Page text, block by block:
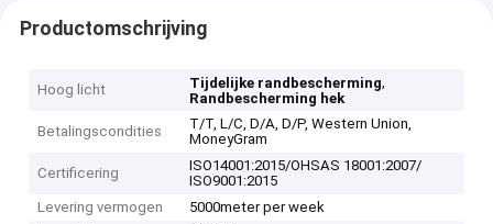
Productomschrijving
Hoog licht Tijdelijke randbescherming,
Randbescherming hek
Betalingscondities
T/T, L/C, D/A, D/P, Western Union,
MoneyGram
Certificering
ISO14001:2015/OHSAS 18001:2007/
ISO9001:2015
Levering vermogen
5000meter per week